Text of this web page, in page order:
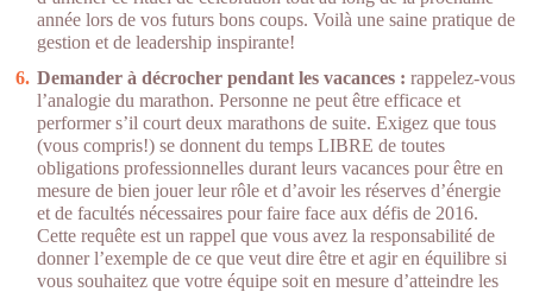
année lors de vos futurs bons coups. Voilà une saine pratique de
gestion et de leadership inspirante!
Demander à décrocher pendant les vacances : rappelez-vous
l’analogie du marathon. Personne ne peut être efficace et
performer s’il court deux marathons de suite. Exigez que tous
(vous compris!) se donnent du temps LIBRE de toutes
obligations professionnelles durant leurs vacances pour être en
mesure de bien jouer leur rôle et d’avoir les réserves d’énergie
et de facultés nécessaires pour faire face aux défis de 2016.
Cette requête est un rappel que vous avez la responsabilité de
donner l’exemple de ce que veut dire être et agir en équilibre si
vous souhaitez que votre équipe soit en mesure d’atteindre les